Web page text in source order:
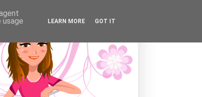
LEARN MORE GOT IT